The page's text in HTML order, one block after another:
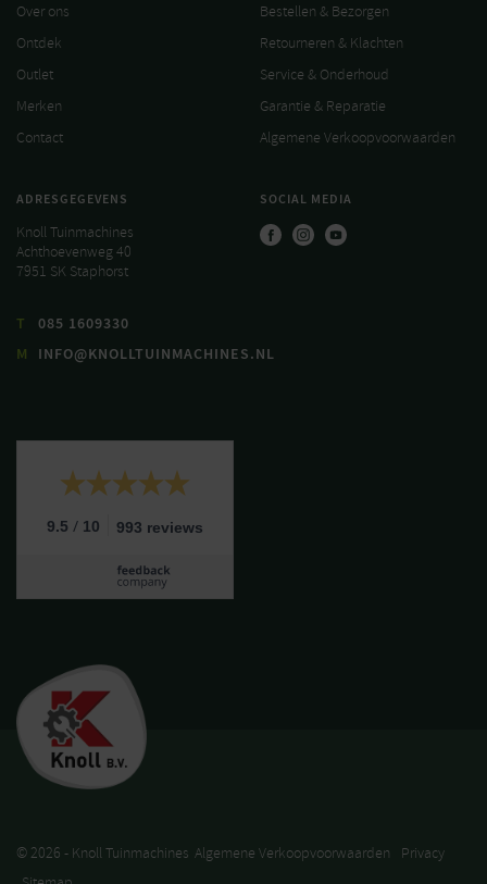
Over ons
Ontdek
Outlet
Merken
Contact
Bestellen & Bezorgen
Retourneren & Klachten
Service & Onderhoud
Garantie & Reparatie
Algemene Verkoopvoorwaarden
ADRESGEGEVENS
Knoll Tuinmachines
Achthoevenweg 40
7951 SK Staphorst
T
085 1609330
M
INFO@KNOLLTUINMACHINES.NL
SOCIAL MEDIA
9.5 / 10 993 reviews
© 2026 - Knoll Tuinmachines Algemene Verkoopvoorwaarden
Privacy